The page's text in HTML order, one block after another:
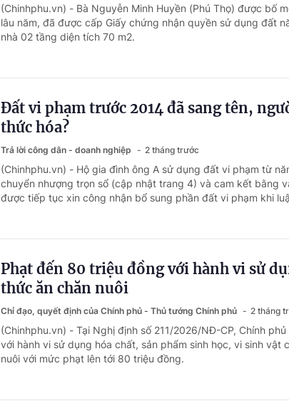
(Chinhphu.vn) - Bà Nguyễn Minh Huyền (Phú Thọ) được bố
lâu năm, đã được cấp Giấy chứng nhận quyền sử dụng đất
nhà 02 tầng diện tích 70 m2.
Đất vi phạm trước 2014 đã sang tên,
thức hóa?
Trả lời công dân - doanh nghiệp 2 tháng trước
(Chinhphu.vn) - Hộ gia đình ông A sử dụng đất vi phạm từ
chuyển nhượng trọn sổ (cập nhật trang 4) và cam kết bằng
được tiếp tục xin công nhận bổ sung phần đất vi phạm khi
Phạt đến 80 triệu đồng với hành vi sử
thức ăn chăn nuôi
Chỉ đạo, quyết định của Chính phủ - Thủ tướng Chính phủ 2 tháng
(Chinhphu.vn) - Tại Nghị định số 211/2026/NĐ-CP, Chính
với hành vi sử dụng hóa chất, sản phẩm sinh học, vi sinh vật
nuôi với mức phạt lên tới 80 triệu đồng.